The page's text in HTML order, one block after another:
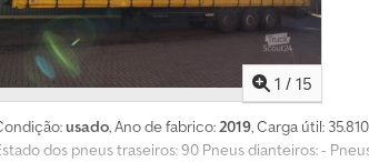
1 / 15
usado, Ano de fabrico:2019, Carga útil:
dos pneus traseiros: 90 Pneus dianteiros: -